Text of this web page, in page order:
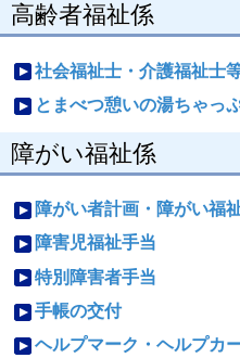
高齢者福祉係
社会福祉士・介護福祉士
とまべつ憩いの湯ちゃっ
障がい福祉係
障がい者計画・障がい福
障害児福祉手当
特別障害者手当
手帳の交付
ヘルプマーク・ヘルプカ